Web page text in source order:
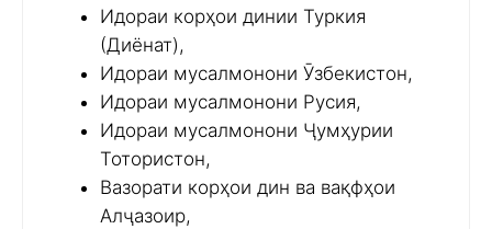
Идораи корҳои динии Туркия
(Диёнат),
Идораи мусалмонони Ӯзбекистон,
Идораи мусалмонони Русия,
Идораи мусалмонони Ҷумҳурии
Тотористон,
Вазорати корҳои дин ва вақфҳои
Алҷазоир,